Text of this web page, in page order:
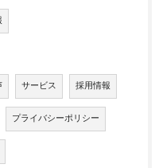
サービス 採用情報
プライバシーポリシー